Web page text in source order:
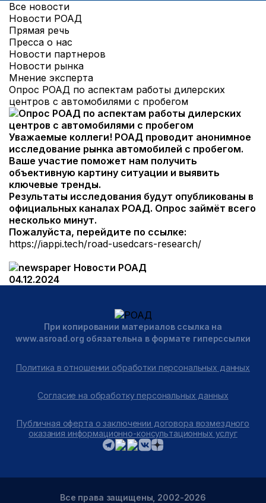
Все новости
Новости РОАД
Прямая речь
Пресса о нас
Новости партнеров
Новости рынка
Мнение эксперта
Опрос РОАД по аспектам работы дилерских
центров с автомобилями с пробегом
Уважаемые коллеги! РОАД проводит анонимное
исследование рынка автомобилей с пробегом.
Ваше участие поможет нам получить
объективную картину ситуации и выявить
ключевые тренды.
Результаты исследования будут опубликованы в
официальных каналах РОАД. Опрос займёт всего
несколько минут.
Пожалуйста, перейдите по ссылке:
https://iappi.tech/road-usedcars-research/
Новости РОАД
04.12.2024
При копировании материалов ссылка на
www.asroad.org обязательна в формате гиперссылки
Политика в отношении обработки персональных данных
Согласие на обработку персональных данных
Публичная оферта о заключении договора возмездного
оказания информационно-консультационных услуг
Все права защищены, 2002-2026